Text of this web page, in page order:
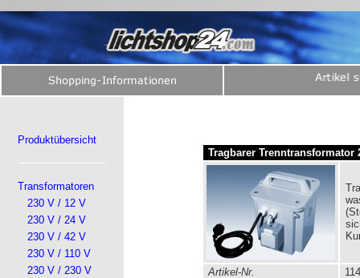
Produktübersicht
Transformatoren
230 V / 12 V
230 V / 24 V
230 V / 42 V
230 V / 110 V
230 V / 230 V
Tragbarer Trenntransformator
Artikel-Nr.